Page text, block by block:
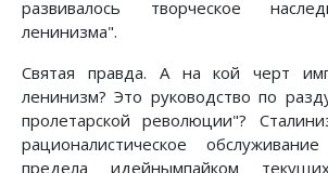
развивалось творческое
ленинизма".
Святая правда. А на кой черт
ленинизм? Это руководство по
пролетарской революции"?
рационалистическое
предела идейнымпайком